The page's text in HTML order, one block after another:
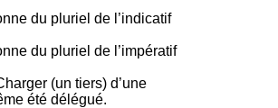
du pluriel de l’indicatif
du pluriel de l’impératif
(un tiers) d’une
été délégué.